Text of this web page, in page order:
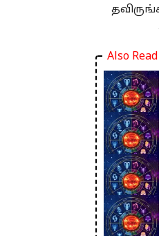
Also Read